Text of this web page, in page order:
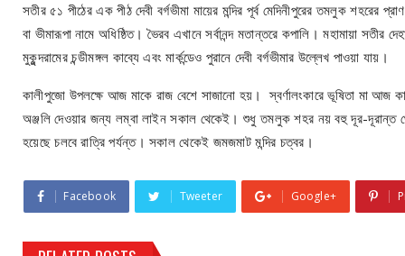
সতীর ৫১ পীঠের এক পীঠ দেবী বর্গভীমা মায়ের মন্দির পূর্ব মেদিনীপুরের তমলুক শহরের
বা ভীমারূপা নামে অধিষ্ঠিত। ভৈরব এখানে সর্বানন্দ মতান্তরে কপালি। মহামায়া সতীর
মুকুন্দরামের চন্ডীমঙ্গল কাব্যে এবং মার্কন্ডেও পুরানে দেবী বর্গভীমার উল্লেখ পাওয়া যায়।
কালীপুজো উপলক্ষে আজ মাকে রাজ বেশে সাজানো হয়। স্বর্ণালংকারে ভূষিতা মা আজ
অঞ্জলি দেওয়ার জন্য লম্বা লাইন সকাল থেকেই। শুধু তমলুক শহর নয় বহু দূর-দূরান্ত
হয়েছে চলবে রাত্রি পর্যন্ত। সকাল থেকেই জমজমাট মন্দির চত্বর।
Facebook Tweeter Google+